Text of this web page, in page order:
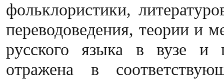
фольклористики,
переводоведения, теории и
русского языка в вузе и
отражена в